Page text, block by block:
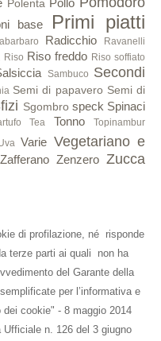
Polenta Pollo
base Primi piatti
Radicchio
Ravanelli
Riso Riso freddo Riso soffiato
Sambuco Secondi
Semi di papavero Semi di
Sgombro speck Spinaci
Tea Tonno Topinambur
Varie Vegetariano e
Zafferano Zenzero Zucca
di profilazione, né risponde
terze parti ai quali non ha
del Garante della
per l’informativa e
dei cookie" - 8 maggio 2014
n. 126 del 3 giugno